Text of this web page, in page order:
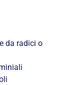
da radici o